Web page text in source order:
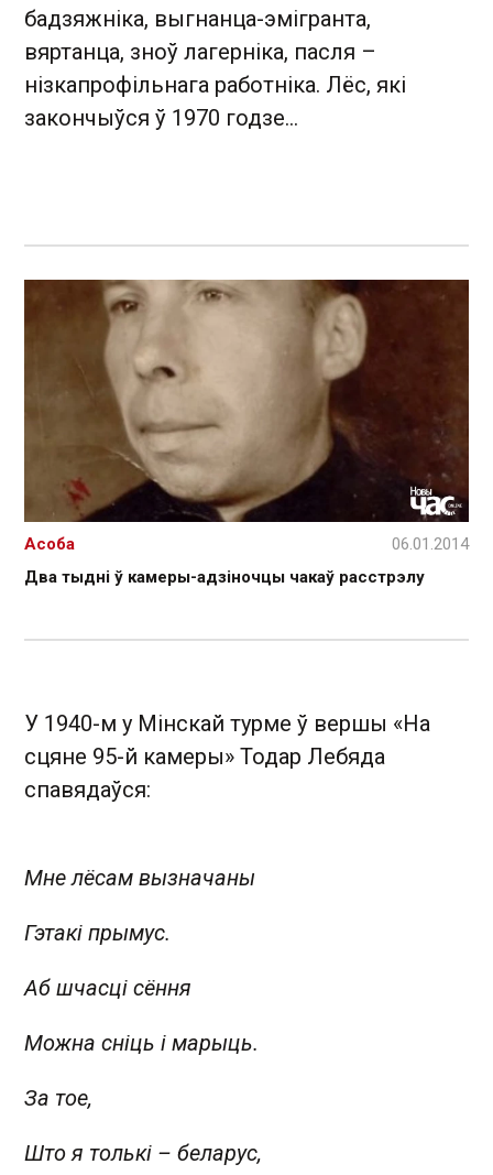
бадзяжніка, выгнанца-эмігранта,
вяртанца, зноў лагерніка, пасля –
нізкапрофільнага работніка. Лёс, які
закончыўся ў 1970 годзе…
Два тыдні ў камеры-адзіночцы чакаў расстрэлу
Асоба 06.01.2014
У 1940-м у Мінскай турме ў вершы «На
сцяне 95-й камеры» Тодар Лебяда
спавядаўся:
Мне лёсам вызначаны
Гэтакі прымус.
Аб шчасці сёння
Можна сніць і марыць.
За тое,
Што я толькі – беларус,